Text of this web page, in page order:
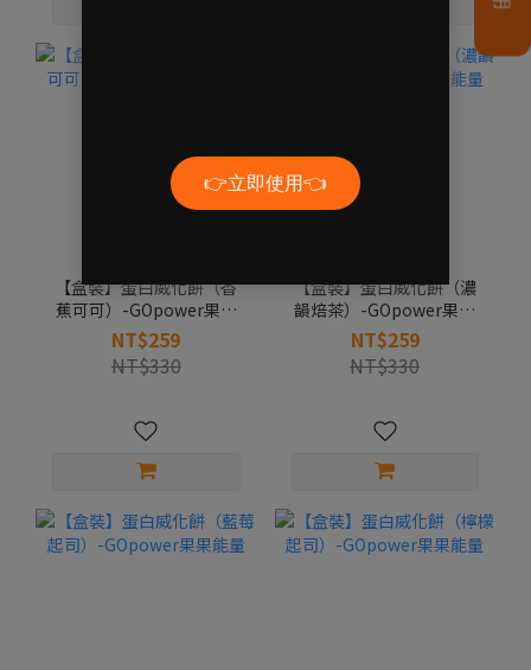
【盒裝】蛋白威化餅（香
蕉可可）-GOpower果果
能量
NT$259
NT$330
【盒裝】蛋白威化餅（濃
韻焙茶）-GOpower果果
能量
NT$259
NT$330